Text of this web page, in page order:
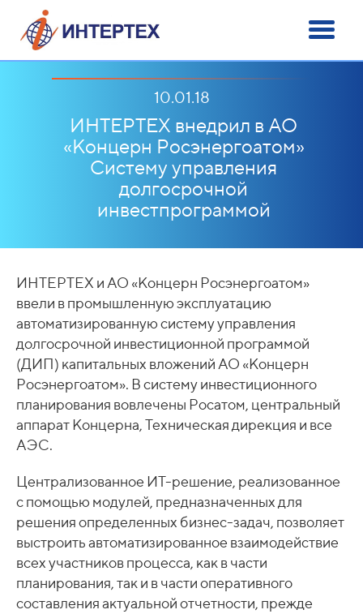
10.01.18
ИНТЕРТЕХ внедрил в АО
«Концерн Росэнергоатом»
Систему управления
долгосрочной
инвестпрограммой
ИНТЕРТЕХ и АО «Концерн Росэнергоатом»
ввели в промышленную эксплуатацию
автоматизированную систему управления
долгосрочной инвестиционной программой
(ДИП) капитальных вложений АО «Концерн
Росэнергоатом». В систему инвестиционного
планирования вовлечены Росатом, центральный
аппарат Концерна, Техническая дирекция и все
АЭС.
Централизованное ИТ-решение, реализованное
с помощью модулей, предназначенных для
решения определенных бизнес-задач, позволяет
выстроить автоматизированное взаимодействие
всех участников процесса, как в части
планирования, так и в части оперативного
составления актуальной отчетности, прежде